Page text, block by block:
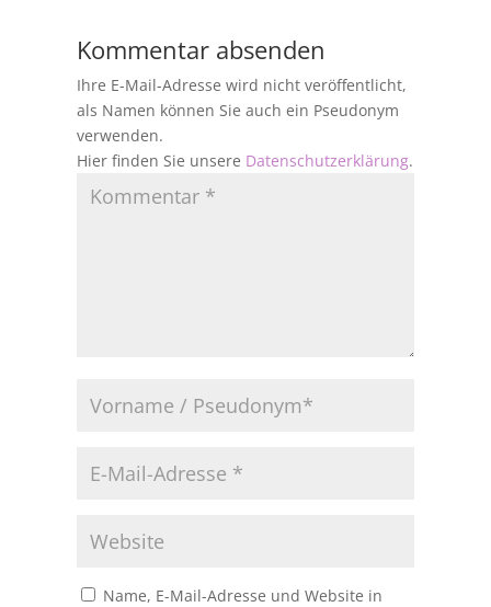
Kommentar absenden
Ihre E-Mail-Adresse wird nicht veröffentlicht,
als Namen können Sie auch ein Pseudonym
verwenden.
Hier finden Sie unsere Datenschutzerklärung.
Name, E-Mail-Adresse und Website in